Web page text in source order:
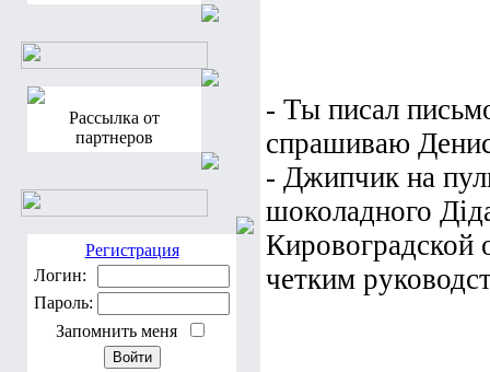
Рассылка от
партнеров
Регистрация
Логин:
Пароль:
Запомнить меня
- Ты писал
спрашиваю
- Джипчик на
шоколадного
Кировоградской
четким